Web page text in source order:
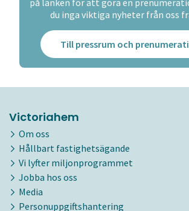
du inga viktiga nyheter från oss
Till pressrum och
Victoriahem
Om oss
Hållbart fastighetsägande
Vi lyfter miljonprogrammet
Jobba hos oss
Media
Personuppgiftshantering